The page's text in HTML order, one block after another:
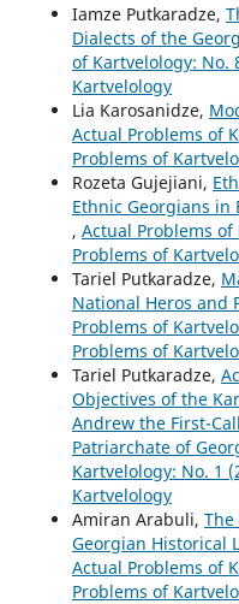
Iamze Putkaradze,
Dialects of the
of Kartvelology: No.
Kartvelology
Lia Karosanidze,
Actual Problems of
Problems of
Rozeta Gujejiani,
Ethnic Georgians in
, Actual Problems of
Problems of
Tariel Putkaradze,
National Heros and
Problems of
Problems of
Tariel Putkaradze,
Objectives of the
Andrew the First-
Patriarchate of
Kartvelology: No. 1
Kartvelology
Amiran Arabuli,
Georgian Historical
Actual Problems of
Problems of